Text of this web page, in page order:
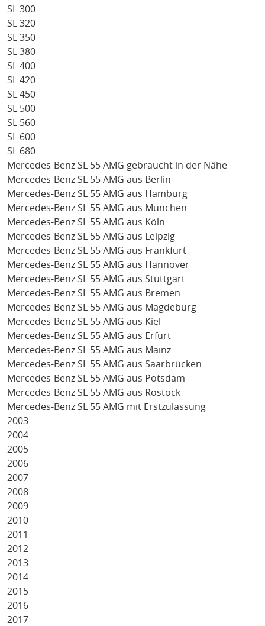
SL 300
SL 320
SL 350
SL 380
SL 400
SL 420
SL 450
SL 500
SL 560
SL 600
SL 680
Mercedes-Benz SL 55 AMG gebraucht in der Nähe
Mercedes-Benz SL 55 AMG aus Berlin
Mercedes-Benz SL 55 AMG aus Hamburg
Mercedes-Benz SL 55 AMG aus München
Mercedes-Benz SL 55 AMG aus Köln
Mercedes-Benz SL 55 AMG aus Leipzig
Mercedes-Benz SL 55 AMG aus Frankfurt
Mercedes-Benz SL 55 AMG aus Hannover
Mercedes-Benz SL 55 AMG aus Stuttgart
Mercedes-Benz SL 55 AMG aus Bremen
Mercedes-Benz SL 55 AMG aus Magdeburg
Mercedes-Benz SL 55 AMG aus Kiel
Mercedes-Benz SL 55 AMG aus Erfurt
Mercedes-Benz SL 55 AMG aus Mainz
Mercedes-Benz SL 55 AMG aus Saarbrücken
Mercedes-Benz SL 55 AMG aus Potsdam
Mercedes-Benz SL 55 AMG aus Rostock
Mercedes-Benz SL 55 AMG mit Erstzulassung
2003
2004
2005
2006
2007
2008
2009
2010
2011
2012
2013
2014
2015
2016
2017